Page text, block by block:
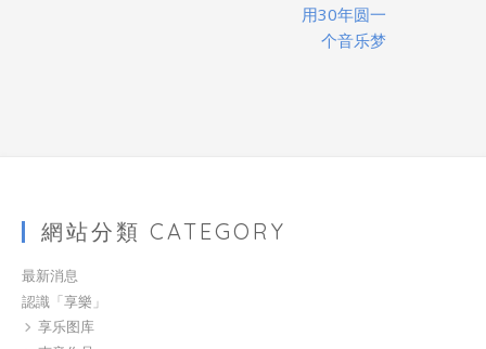
用30年圆一
个音乐梦
網站分類 CATEGORY
最新消息
認識「享樂」
享乐图库